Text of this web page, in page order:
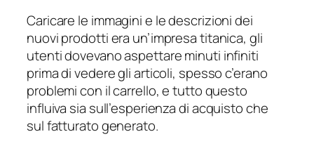
Caricare le immagini e le descrizioni dei
nuovi prodotti era un’impresa titanica, gli
utenti dovevano aspettare minuti infiniti
prima di vedere gli articoli, spesso c’erano
problemi con il carrello, e tutto questo
influiva sia sull’esperienza di acquisto che
sul fatturato generato.